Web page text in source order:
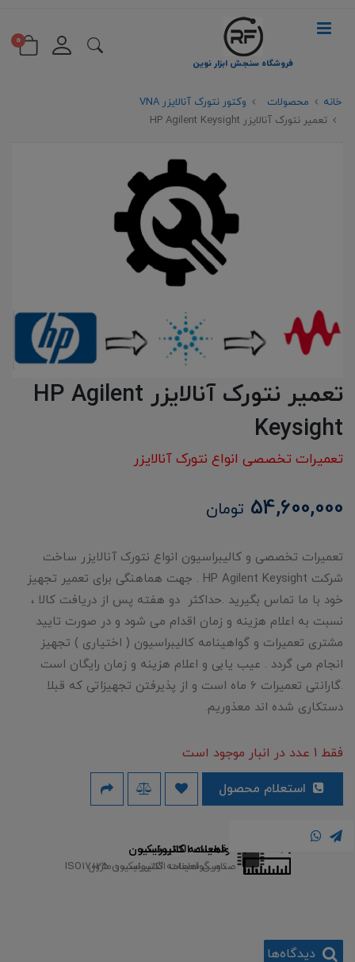
فروشگاه سنجش ابزار نوین
0
خانه محصولات
وکتور نتورک آنالایزر VNA
تعمیر نتورک آنالایزر HP Agilent Keysight
تعمیر نتورک آنالایزر HP Agilent
Keysight
تعمیرات تخصصی انواع نتورک آنالایزر
54,600,000 تومان
تعمیرات تخصصی و کالیبراسیون انواع نتورک آنالایزر ساخت
شرکت HP Agilent Keysight . جهت هماهنگی برای تعمیر تجهیز
خود با ما تماس بگیرید .حداکثر دو هفته پس از دریافت کالا ،
نسبت به اعلام هزینه و زمان اقدام می شود و در صورت تایید
مشتری تعمیرات و گواهینامه کالیبراسیون ( اختیاری ) تجهیز
انجام می گردد . عیب یابی و اعلام هزینه و زمان رایگان است
.گارانتی تعمیرات 6 ماه است و از پذیرفتن تجهیزاتی که قبلا
دستکاری شده اند معذوریم.
فقط 1 عدد در انبار موجود است
قطعات الکترونیک
تامین قطعات الکترونیک و ماژول
گواهینامه کالیبراسیون
صدور گواهینامه کالیبراسیون ISO17025
دیدگاه‌ها